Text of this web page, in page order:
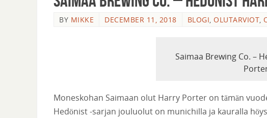
BY MIKKE DECEMBER 11, 2018 BLOGI, OLUTARVIOT,
Saimaa Brewing Co. –
Moneskohan Saimaan olut Harry Porter on tämän
Hedönist -sarjan jouluolut on munichilla ja kauralla